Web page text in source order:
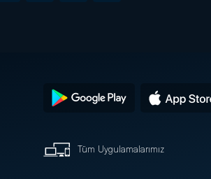
Tüm Uygulamalarımız